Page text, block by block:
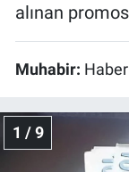
alınan
Muhabir:
1 / 9